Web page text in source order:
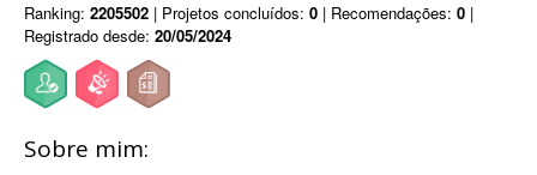
Ranking: 2205502 | Projetos concluídos: 0 | Recomendações: 0 |
Registrado desde: 20/05/2024
Sobre mim: